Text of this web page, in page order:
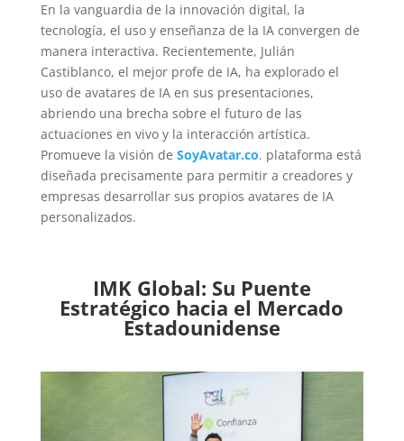
En la vanguardia de la innovación digital, la
tecnología, el uso y enseñanza de la IA convergen de
manera interactiva. Recientemente, Julián
Castiblanco, el mejor profe de IA, ha explorado el
uso de avatares de IA en sus presentaciones,
abriendo una brecha sobre el futuro de las
actuaciones en vivo y la interacción artística.
Promueve la visión de SoyAvatar.co. plataforma está
diseñada precisamente para permitir a creadores y
empresas desarrollar sus propios avatares de IA
personalizados.
IMK Global: Su Puente
Estratégico hacia el Mercado
Estadounidense